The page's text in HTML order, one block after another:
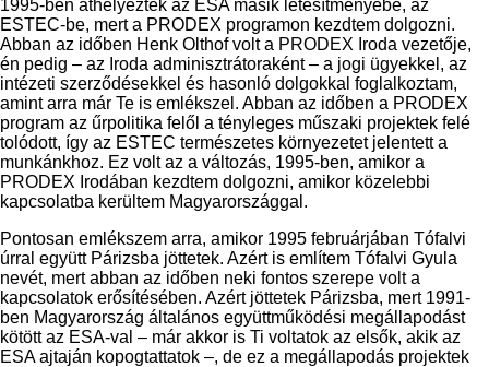
1995-ben áthelyeztek az ESA másik létesítményébe, az
ESTEC-be, mert a PRODEX programon kezdtem dolgozni.
Abban az időben Henk Olthof volt a PRODEX Iroda vezetője,
én pedig – az Iroda adminisztrátoraként – a jogi ügyekkel, az
intézeti szerződésekkel és hasonló dolgokkal foglalkoztam,
amint arra már Te is emlékszel. Abban az időben a PRODEX
program az űrpolitika felől a tényleges műszaki projektek felé
tolódott, így az ESTEC természetes környezetet jelentett a
munkánkhoz. Ez volt az a változás, 1995-ben, amikor a
PRODEX Irodában kezdtem dolgozni, amikor közelebbi
kapcsolatba kerültem Magyarországgal.
Pontosan emlékszem arra, amikor 1995 februárjában Tófalvi
úrral együtt Párizsba jöttetek. Azért is említem Tófalvi Gyula
nevét, mert abban az időben neki fontos szerepe volt a
kapcsolatok erősítésében. Azért jöttetek Párizsba, mert 1991-
ben Magyarország általános együttműködési megállapodást
kötött az ESA-val – már akkor is Ti voltatok az elsők, akik az
ESA ajtaján kopogtattatok –, de ez a megállapodás projektek